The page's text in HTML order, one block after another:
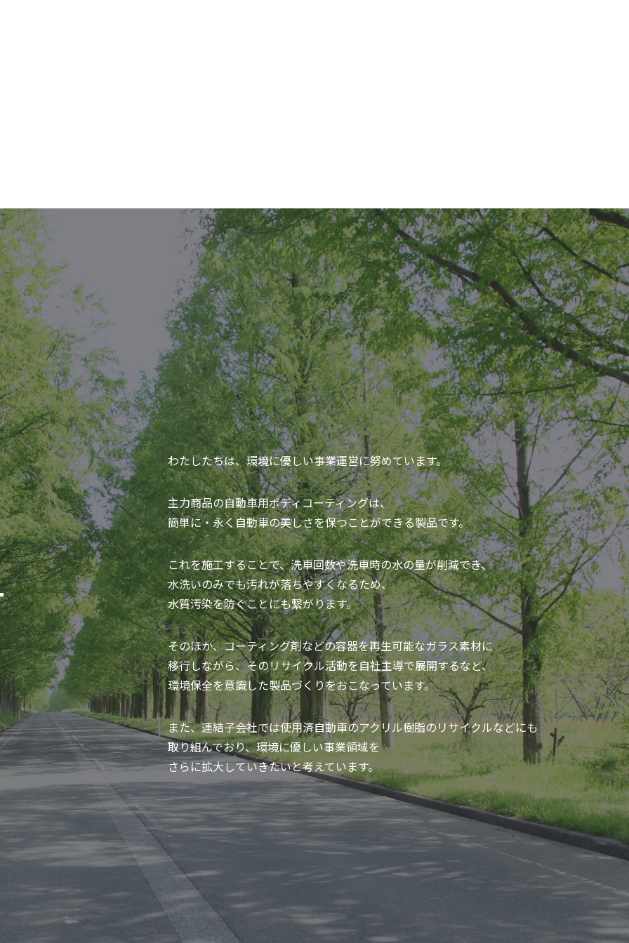
わたしたちは、環境に優しい事業運営に努めています。
主力商品の自動車用ボディコーティングは、
簡単に・永く自動車の美しさを保つことができる製品です。
これを施工することで、洗車回数や洗車時の水の量が削減でき、
水洗いのみでも汚れが落ちやすくなるため、
水質汚染を防ぐことにも繋がります。
そのほか、コーティング剤などの容器を再生可能なガラス素材に
移行しながら、そのリサイクル活動を自社主導で展開するなど、
環境保全を意識した製品づくりをおこなっています。
また、連結子会社では使用済自動車のアクリル樹脂のリサイクルなどにも
取り組んでおり、環境に優しい事業領域を
さらに拡大していきたいと考えています。